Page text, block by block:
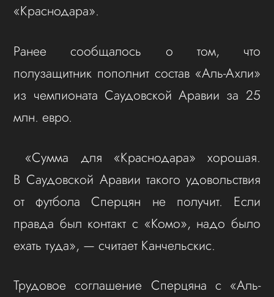
«Краснодара».
Ранее сообщалось о том, что
полузащитник пополнит состав «Аль-Ахли»
из чемпионата Саудовской Аравии за 25
млн. евро.
«Сумма для «Краснодара» хорошая.
В Саудовской Аравии такого удовольствия
от футбола Сперцян не получит. Если
правда был контакт с «Комо», надо было
ехать туда», — считает Канчельскис.
Трудовое соглашение Сперцяна с «Аль-